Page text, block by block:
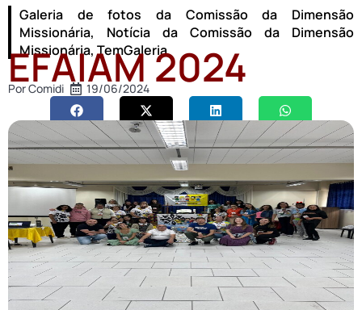
Galeria de fotos da Comissão da Dimensão
Missionária, Notícia da Comissão da Dimensão
Missionária,TemGaleria
EFAIAM 2024
PorComidi 19/06/2024